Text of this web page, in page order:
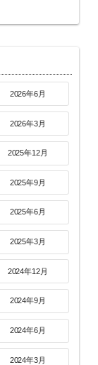
2026年6月
2026年3月
2025年12月
2025年9月
2025年6月
2025年3月
2024年12月
2024年9月
2024年6月
2024年3月